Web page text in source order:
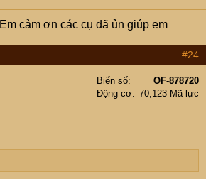
cảm ơn các cụ đã ủn giúp em
#24
Biển số
OF-878720
Động cơ
70,123 Mã lực